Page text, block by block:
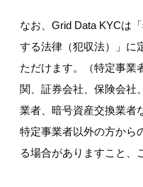
なお、Grid Data KYCは
する法律（犯収法）」に
ただけます。（特定事業
関、証券会社、保険会社
業者、暗号資産交換業者
特定事業者以外の方から
る場合がありますこと、